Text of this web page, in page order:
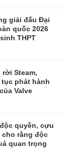
giải đấu Đại
quốc 2026
THPT
Steam,
phát hành
Valve
quyền, cựu
cho rằng độc
quan trọng